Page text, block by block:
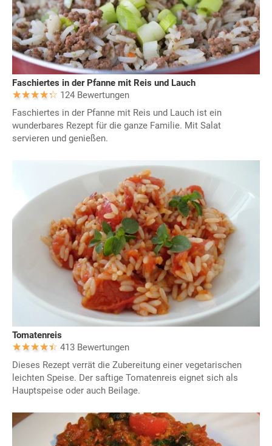
Faschiertes in der Pfanne mit Reis und Lauch
124 Bewertungen
Faschiertes in der Pfanne mit Reis und Lauch ist ein
wunderbares Rezept für die ganze Familie. Mit Salat
servieren und genießen.
Tomatenreis
413 Bewertungen
Dieses Rezept verrät die Zubereitung einer vegetarischen
leichten Speise. Der saftige Tomatenreis eignet sich als
Hauptspeise oder auch Beilage.